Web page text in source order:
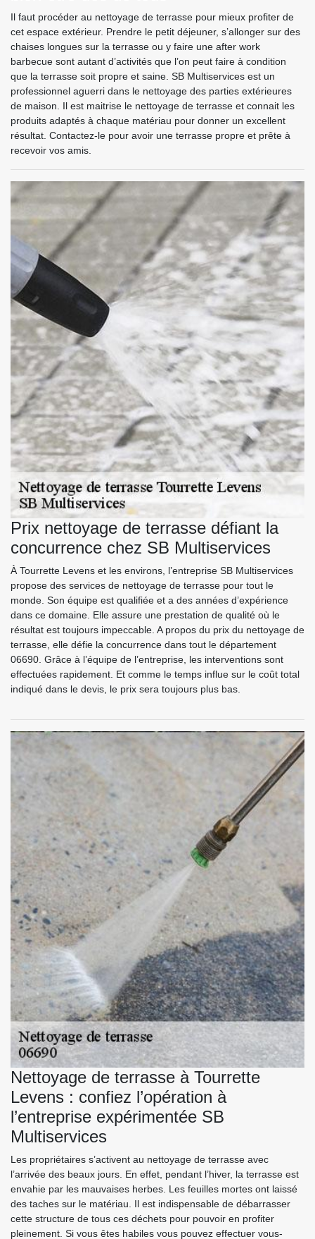
Il faut procéder au nettoyage de terrasse pour mieux profiter de
cet espace extérieur. Prendre le petit déjeuner, s’allonger sur des
chaises longues sur la terrasse ou y faire une after work
barbecue sont autant d’activités que l’on peut faire à condition
que la terrasse soit propre et saine. SB Multiservices est un
professionnel aguerri dans le nettoyage des parties extérieures
de maison. Il est maitrise le nettoyage de terrasse et connait les
produits adaptés à chaque matériau pour donner un excellent
résultat. Contactez-le pour avoir une terrasse propre et prête à
recevoir vos amis.
Prix nettoyage de terrasse défiant la
concurrence chez SB Multiservices
À Tourrette Levens et les environs, l’entreprise SB Multiservices
propose des services de nettoyage de terrasse pour tout le
monde. Son équipe est qualifiée et a des années d’expérience
dans ce domaine. Elle assure une prestation de qualité où le
résultat est toujours impeccable. A propos du prix du nettoyage de
terrasse, elle défie la concurrence dans tout le département
06690. Grâce à l’équipe de l’entreprise, les interventions sont
effectuées rapidement. Et comme le temps influe sur le coût total
indiqué dans le devis, le prix sera toujours plus bas.
Nettoyage de terrasse à Tourrette
Levens : confiez l’opération à
l’entreprise expérimentée SB
Multiservices
Les propriétaires s’activent au nettoyage de terrasse avec
l’arrivée des beaux jours. En effet, pendant l’hiver, la terrasse est
envahie par les mauvaises herbes. Les feuilles mortes ont laissé
des taches sur le matériau. Il est indispensable de débarrasser
cette structure de tous ces déchets pour pouvoir en profiter
pleinement. Si vous êtes habiles vous pouvez effectuer vous-